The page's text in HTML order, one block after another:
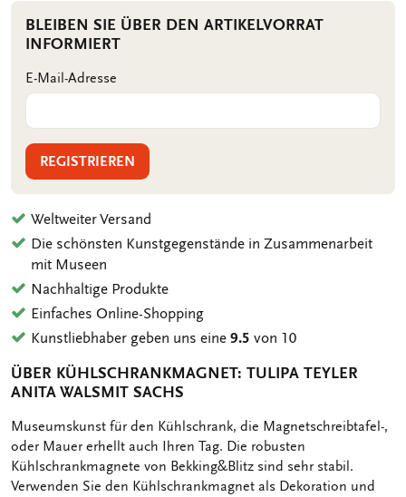
BLEIBEN SIE ÜBER DEN ARTIKELVORRAT
INFORMIERT
E-Mail-Adresse
REGISTRIEREN
Weltweiter Versand
Die schönsten Kunstgegenstände in Zusammenarbeit
mit Museen
Nachhaltige Produkte
Einfaches Online-Shopping
Kunstliebhaber geben uns eine9.5 von 10
ÜBER KÜHLSCHRANKMAGNET: TULIPA TEYLER
ANITA WALSMIT SACHS
OMSCHRIJVING
Museumskunst für den Kühlschrank, die Magnetschreibtafel-,
oder Mauer erhellt auch Ihren Tag. Die robusten
Kühlschrankmagnete von Bekking&Blitz sind sehr stabil.
Verwenden Sie den Kühlschrankmagnet als Dekoration und